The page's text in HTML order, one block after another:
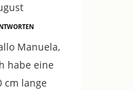
Manuela,
habe eine
cm lange